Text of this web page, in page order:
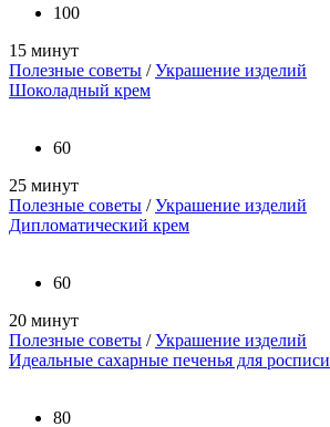
100
15 минут
Полезные советы /Украшение изделий
Шоколадный крем
60
25 минут
Полезные советы /Украшение изделий
Дипломатический крем
60
20 минут
Полезные советы /Украшение изделий
Идеальные сахарные печенья для росписи
80